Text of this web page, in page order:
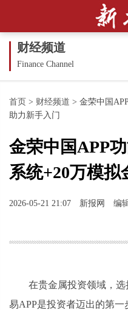
财经频道
Finance Channel
首页 > 财经频道 > 金荣中国
助力新手入门
金荣中国APP
系统+20万模拟
2026-05-21 21:07 新报网 编
在贵金属投资领域，
易APP是投资者迈出的第